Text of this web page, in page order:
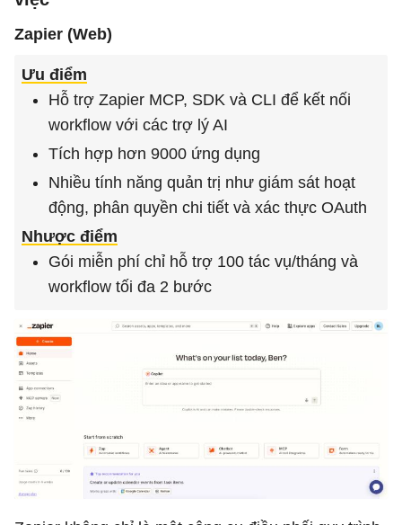
Zapier (Web)
Ưu điểm
Hỗ trợ Zapier MCP, SDK và CLI để kết nối
workflow với các trợ lý AI
Tích hợp hơn 9000 ứng dụng
Nhiều tính năng quản trị như giám sát hoạt
động, phân quyền chi tiết và xác thực OAuth
Nhược điểm
Gói miễn phí chỉ hỗ trợ 100 tác vụ/tháng và
workflow tối đa 2 bước